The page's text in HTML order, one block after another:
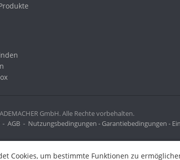
GmbH. Alle Rechte vorbehalten.
- AGB - Nutzungsbedingungen - Garantiebedingungen -
Cookies, um bestimmte Funktionen zu
zu ermöglichen und das Angebot zu